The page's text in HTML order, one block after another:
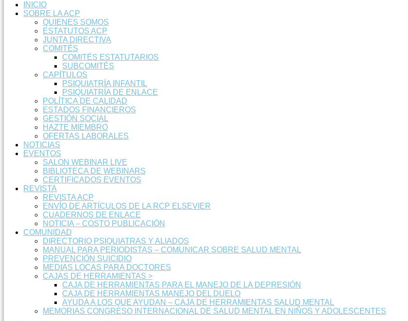
INICIO
SOBRE LA ACP
QUIENES SOMOS
ESTATUTOS ACP
JUNTA DIRECTIVA
COMITÉS
COMITÉS ESTATUTARIOS
SUBCOMITÉS
CAPÍTULOS
PSIQUIATRÍA INFANTIL
PSIQUIATRÍA DE ENLACE
POLÍTICA DE CALIDAD
ESTADOS FINANCIEROS
GESTIÓN SOCIAL
HAZTE MIEMBRO
OFERTAS LABORALES
NOTICIAS
EVENTOS
SALON WEBINAR LIVE
BIBLIOTECA DE WEBINARS
CERTIFICADOS EVENTOS
REVISTA
REVISTA ACP
ENVÍO DE ARTÍCULOS DE LA RCP ELSEVIER
CUADERNOS DE ENLACE
NOTICIA – COSTO PUBLICACIÓN
COMUNIDAD
DIRECTORIO PSIQUIATRAS Y ALIADOS
MANUAL PARA PERIODISTAS – COMUNICAR SOBRE SALUD MENTAL
PREVENCIÓN SUICIDIO
MEDIAS LOCAS PARA DOCTORES
CAJAS DE HERRAMIENTAS >
CAJA DE HERRAMIENTAS PARA EL MANEJO DE LA DEPRESIÓN
CAJA DE HERRAMIENTAS MANEJO DEL DUELO
AYUDA A LOS QUE AYUDAN – CAJA DE HERRAMIENTAS SALUD MENTAL
MEMORIAS CONGRESO INTERNACIONAL DE SALUD MENTAL EN NIÑOS Y ADOLESCENTES